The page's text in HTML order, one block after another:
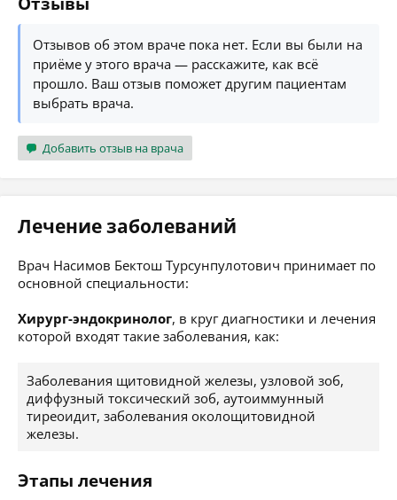
Отзывов об этом враче пока нет. Если вы были на
приёме у этого врача — расскажите, как всё
прошло. Ваш отзыв поможет другим пациентам
выбрать врача.
Добавить отзыв на врача
Лечение заболеваний
Врач Насимов Бектош Турсунпулотович принимает по
основной специальности:
Хирург-эндокринолог, в круг диагностики и лечения
которой входят такие заболевания, как:
Заболевания щитовидной железы, узловой зоб,
диффузный токсический зоб, аутоиммунный
тиреоидит, заболевания околощитовидной
железы.
Этапы лечения